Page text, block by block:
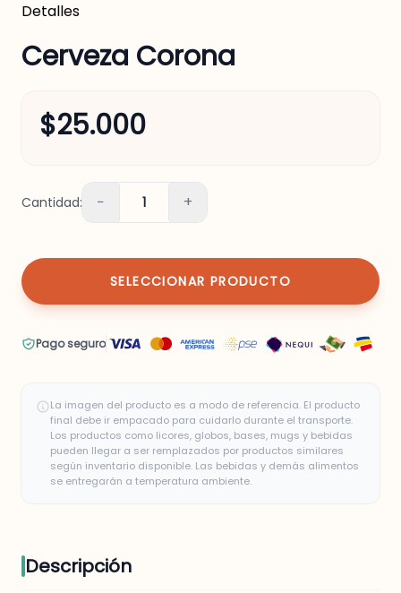
Detalles
Cerveza Corona
$25.000
Cantidad: − 1 +
SELECCIONAR PRODUCTO
Pago seguro
La imagen del producto es a modo de referencia. El producto
final debe ir empacado para cuidarlo durante el transporte.
Los productos como licores, globos, bases, mugs y bebidas
pueden llegar a ser remplazados por productos similares
según inventario disponible. Las bebidas y demás alimentos
se entregarán a temperatura ambiente.
Descripción